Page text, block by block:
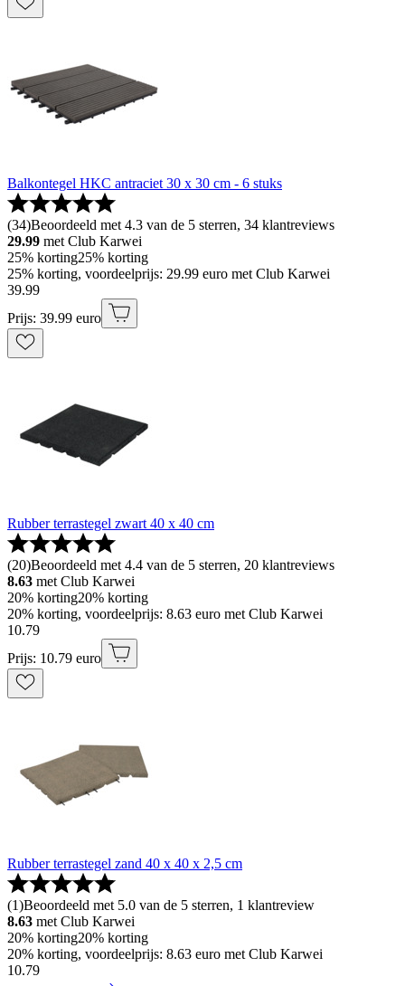
Balkontegel HKC antraciet 30 x 30 cm - 6 stuks
(34)Beoordeeld met 4.3 van de 5 sterren, 34 klantreviews
29.99 met Club Karwei
25% korting25% korting
25% korting, voordeelprijs: 29.99 euro met Club Karwei
39.99
Prijs: 39.99 euro
Rubber terrastegel zwart 40 x 40 cm
(20)Beoordeeld met 4.4 van de 5 sterren, 20 klantreviews
8.63 met Club Karwei
20% korting20% korting
20% korting, voordeelprijs: 8.63 euro met Club Karwei
10.79
Prijs: 10.79 euro
Rubber terrastegel zand 40 x 40 x 2,5 cm
(1)Beoordeeld met 5.0 van de 5 sterren, 1 klantreview
8.63 met Club Karwei
20% korting20% korting
20% korting, voordeelprijs: 8.63 euro met Club Karwei
10.79